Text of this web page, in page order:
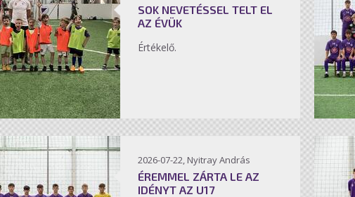
SOK NEVETÉSSEL TELT EL
AZ ÉVÜK
Értékelő.
2026-07-22, Nyitray András
ÉREMMEL ZÁRTA LE AZ
IDÉNYT AZ U17